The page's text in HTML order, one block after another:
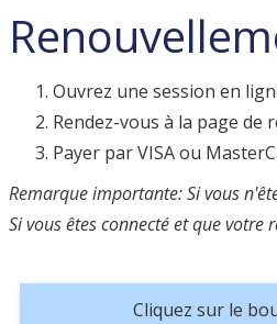
Ouvrez une session en
Rendez-vous à la page de
Payer par VISA ou
Remarque importante: Si vous
Si vous êtes connecté et que
Cliquez sur le